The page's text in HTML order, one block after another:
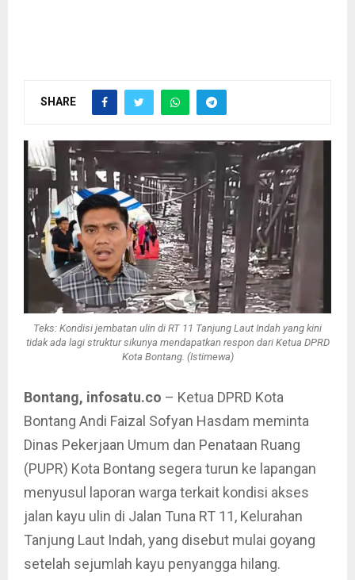
SHARE
Teks: Kondisi jembatan ulin di RT 11 Tanjung Laut Indah yang kini
tidak ada lagi struktur sikunya mendapatkan respon dari Ketua DPRD
Kota Bontang. (Istimewa)
Bontang, infosatu.co – Ketua DPRD Kota
Bontang Andi Faizal Sofyan Hasdam meminta
Dinas Pekerjaan Umum dan Penataan Ruang
(PUPR) Kota Bontang segera turun ke lapangan
menyusul laporan warga terkait kondisi akses
jalan kayu ulin di Jalan Tuna RT 11, Kelurahan
Tanjung Laut Indah, yang disebut mulai goyang
setelah sejumlah kayu penyangga hilang.